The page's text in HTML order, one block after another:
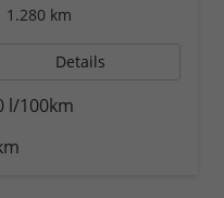
1.280 km
Details
l/100km